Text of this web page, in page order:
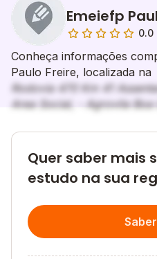
Emeiefp
0.0
Conheça informações
Paulo Freire, localizada na
Rodovia 470 Km 41
Area Social, - Agrovila
Quer saber mais
estudo na sua